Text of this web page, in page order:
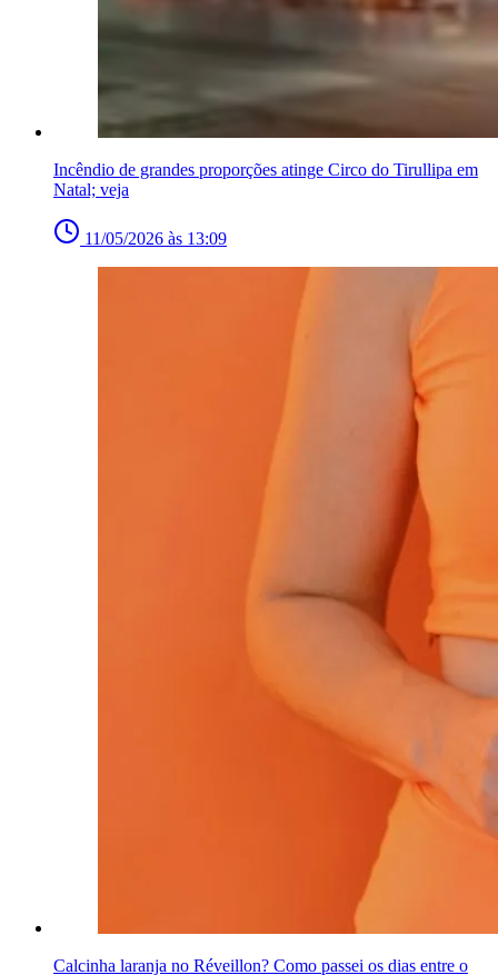
Incêndio de grandes proporções atinge Circo do Tirullipa em
Natal; veja
11/05/2026 às 13:09
Calcinha laranja no Réveillon? Como passei os dias entre o